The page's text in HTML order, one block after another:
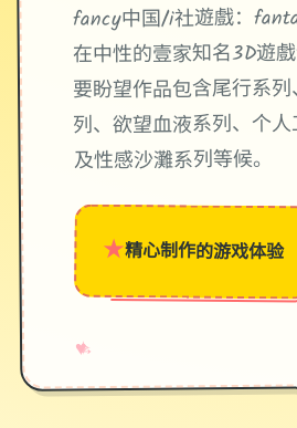
fancy中国/i社遊戲：
在中性的壹家知名3D遊戲
要盼望作品包含尾行系
列、欲望血液系列、个
及性感沙灘系列等候。
★精心制作的游戏体验
♥
✧
→